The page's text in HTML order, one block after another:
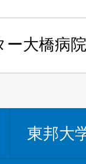
ー大橋病
東邦大